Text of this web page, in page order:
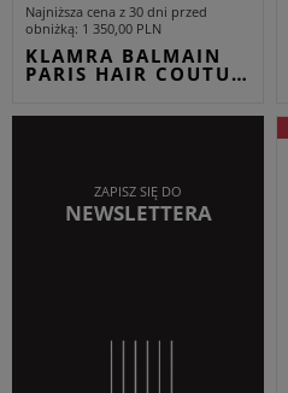
Najniższa cena z 30 dni przed
obniżką 1 350,00 PLN
KLAMRA BALMAIN
PARIS HAIR COUTU…
ZAPISZ SIĘ DO
NEWSLETTERA